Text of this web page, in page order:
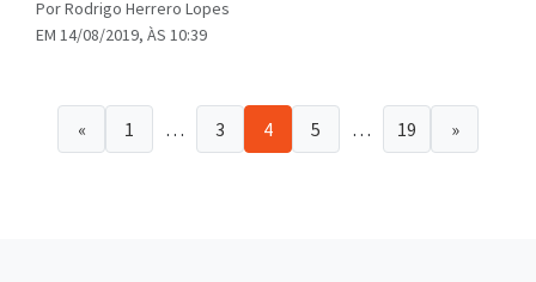
Por Rodrigo Herrero Lopes
EM 14/08/2019, ÀS 10:39
« 1 … 3 4 5 … 19 »